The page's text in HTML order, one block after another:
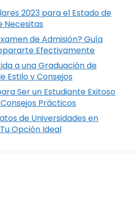
2023 para el Estado de
Necesitas
de Admisión? Guía
Efectivamente
a una Graduación de
Estilo y Consejos
Ser un Estudiante Exitoso
Prácticos
de Universidades en
Opción Ideal